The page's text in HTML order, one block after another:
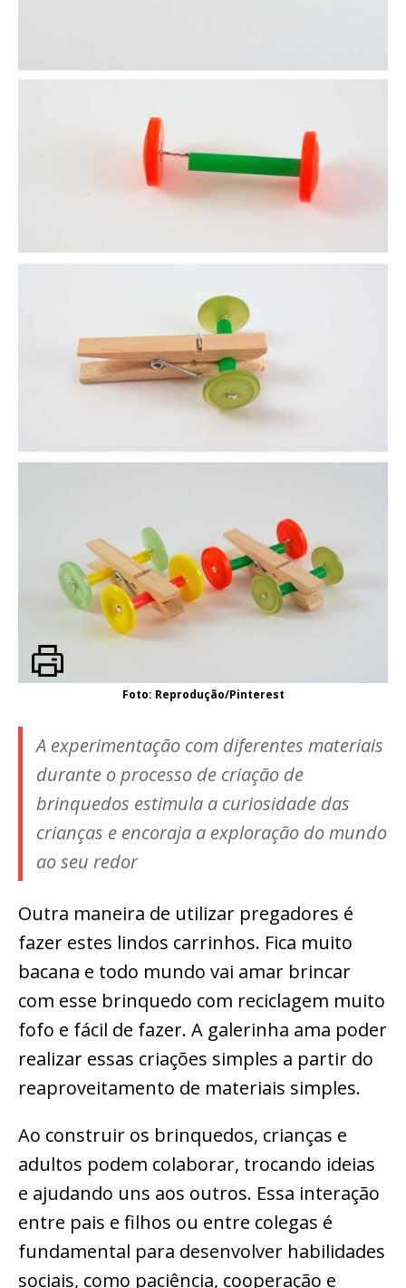
Foto: Reprodução/Pinterest
A experimentação com diferentes materiais
durante o processo de criação de
brinquedos estimula a curiosidade das
crianças e encoraja a exploração do mundo
ao seu redor
Outra maneira de utilizar pregadores é
fazer estes lindos carrinhos. Fica muito
bacana e todo mundo vai amar brincar
com esse brinquedo com reciclagem muito
fofo e fácil de fazer. A galerinha ama poder
realizar essas criações simples a partir do
reaproveitamento de materiais simples.
Ao construir os brinquedos, crianças e
adultos podem colaborar, trocando ideias
e ajudando uns aos outros. Essa interação
entre pais e filhos ou entre colegas é
fundamental para desenvolver habilidades
sociais, como paciência, cooperação e